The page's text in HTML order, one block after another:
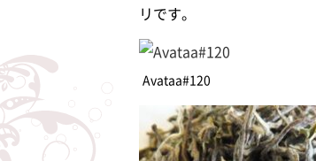
リです。
Avataa#120